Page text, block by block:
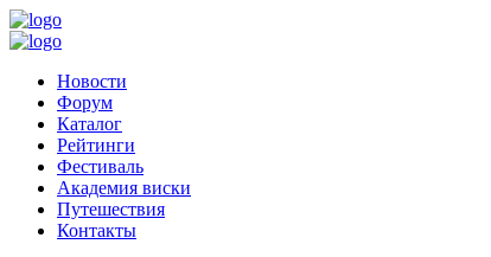
Новости
Форум
Каталог
Рейтинги
Фестиваль
Академия виски
Путешествия
Контакты